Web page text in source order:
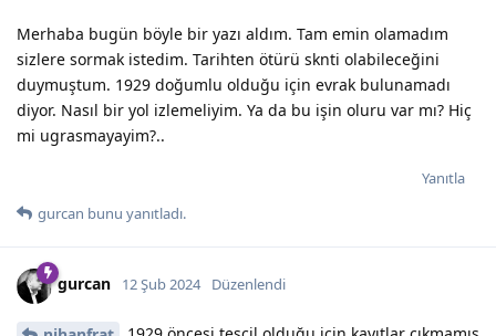
Merhaba bugün böyle bir yazı aldım. Tam emin olamadım
sizlere sormak istedim. Tarihten ötürü sknti olabileceğini
duymuştum. 1929 doğumlu olduğu için evrak bulunamadı
diyor. Nasıl bir yol izlemeliyim. Ya da bu işin oluru var mı? Hiç
mi ugrasmayayim?..
Yanıtla
gurcan bunu yanıtladı.
gurcan 12 Şub 2024 Düzenlendi